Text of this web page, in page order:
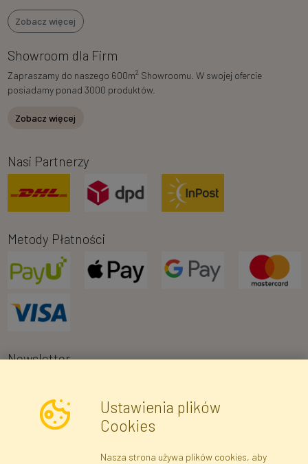
Zobacz więcej
Showroom dla Firm
Zapraszamy do naszego 600m2 Showroomu. W swojej ofercie
posiadamy ponad 3000 produktów.
Zobacz więcej
Nasi Partnerzy
Metody Płatności
Newsletter
Wyrażam zgodę na przetwarzanie moich danych osobowych w celu
otrzymywania informacji marketingowych i ofert handlowych za
o.o.. Poinformowano mnie o prawie wglądu do treści moich danych
Ustawienia plików
Cookies
Nasza strona używa plików cookies, aby